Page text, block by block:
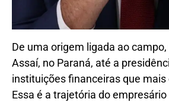
De uma origem ligada ao
Assaí, no Paraná, até a
instituições financeiras que mais
Essa é a trajetória do empresário